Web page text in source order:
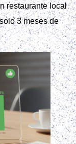
restaurante local
3 meses de